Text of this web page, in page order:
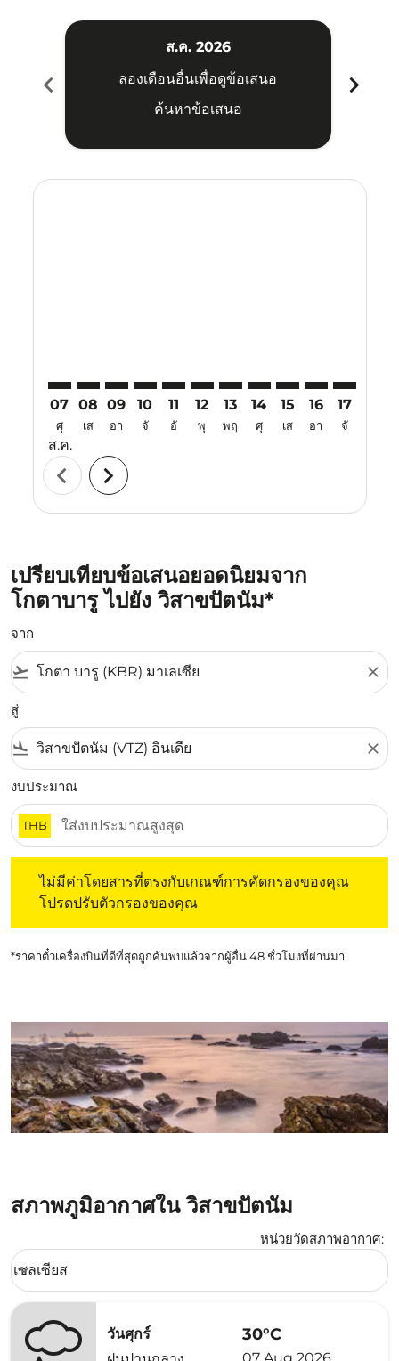
chevron_left
ส.ค. 2026
ลองเดือนอื่นเพื่อดูข้อเสนอ
ค้นหาข้อเสนอ
chevron_right
07
ศุ
ส.ค.
08
เส
09
อา
10
จั
11
อั
12
พุ
13
พฤ
14
ศุ
15
เส
16
อา
17
จั
chevron_left chevron_right
เปรียบเทียบข้อเสนอยอดนิยมจาก
โกตาบารู ไปยัง วิสาขปัตนัม*
จาก
flight_takeoff close
สู่
flight_land close
งบประมาณ
THB
ไม่มีค่าโดยสารที่ตรงกับเกณฑ์การคัดกรองของคุณ
โปรดปรับตัวกรองของคุณ
*ราคาตั๋วเครื่องบินที่ดีที่สุดถูกค้นพบแล้วจากผู้อื่น 48 ชั่วโมงที่ผ่านมา
สภาพภูมิอากาศใน วิสาขปัตนัม
หน่วยวัดสภาพอากาศ:
Weather unit option เซลเซียส Selected
เซลเซียส
keyboard_arrow_down
วันศุกร์
30°C
07 Aug 2026